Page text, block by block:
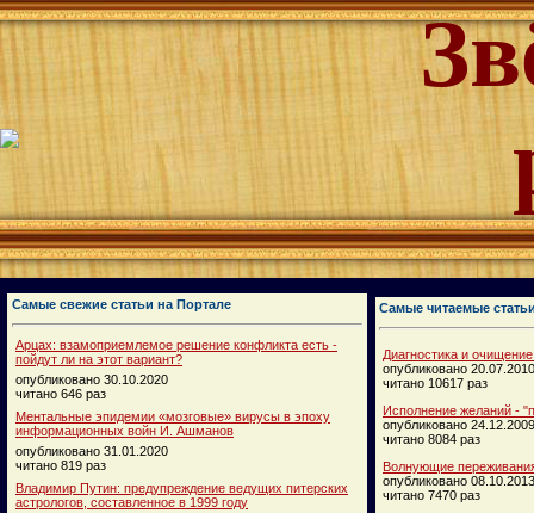
Самые свежие статьи на Портале
Арцах: взамоприемлемое решение конфликта есть -
пойдут ли на этот вариант?
опубликовано 30.10.2020
читано 646 раз
Ментальные эпидемии «мозговые» вирусы в эпоху
информационных войн И. Ашманов
опубликовано 31.01.2020
читано 819 раз
Владимир Путин: предупреждение ведущих питерских
астрологов, составленное в 1999 году
Самые читаемые
Диагностика и
опубликовано 20.07.2010
читано 10617 раз
Исполнение желаний -
опубликовано 24.12.2009
читано 8084 раз
Волнующие
опубликовано 08.10.2013
читано 7470 раз